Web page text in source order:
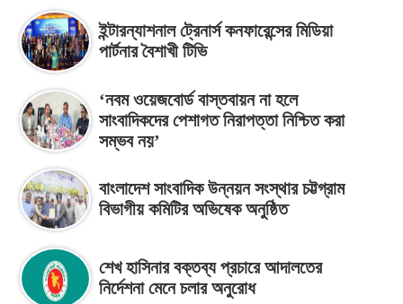
ইন্টারন্যাশনাল ট্রেনার্স কনফারেন্সের মিডিয়া
পার্টনার বৈশাখী টিভি
‘নবম ওয়েজবোর্ড বাস্তবায়ন না হলে
সাংবাদিকদের পেশাগত নিরাপত্তা নিশ্চিত করা
সম্ভব নয়’
বাংলাদেশ সাংবাদিক উন্নয়ন সংস্থার চট্টগ্রাম
বিভাগীয় কমিটির অভিষেক অনুষ্ঠিত
শেখ হাসিনার বক্তব্য প্রচারে আদালতের
নির্দেশনা মেনে চলার অনুরোধ